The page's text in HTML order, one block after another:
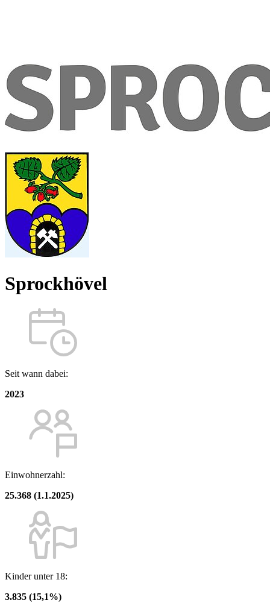
Sprockhövel
Seit wann dabei:
2023
Einwohnerzahl:
25.368 (1.1.2025)
Kinder unter 18:
3.835 (15,1%)